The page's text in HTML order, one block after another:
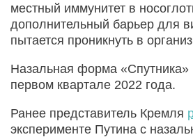
местный иммунитет в
дополнительный барьер для
пытается проникнуть в
Назальная форма «Спутника»
первом квартале 2022 года.
Ранее представитель Кремля
эксперименте Путина с